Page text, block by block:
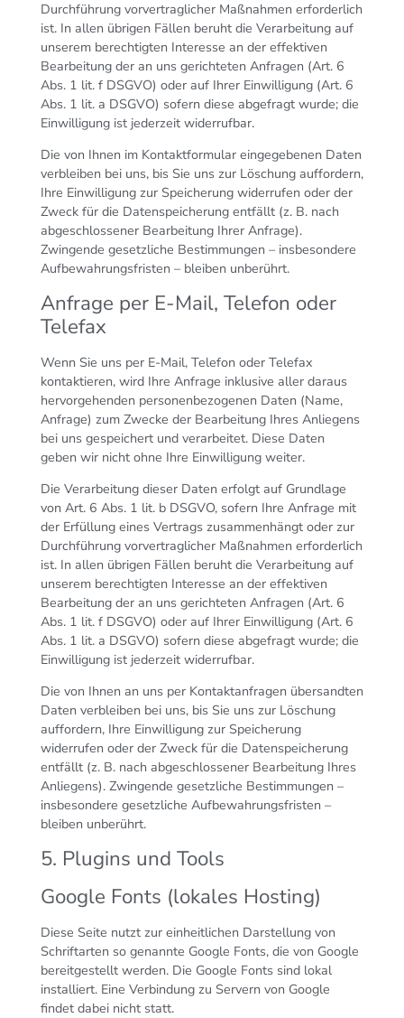
Durchführung vorvertraglicher Maßnahmen erforderlich
ist. In allen übrigen Fällen beruht die Verarbeitung auf
unserem berechtigten Interesse an der effektiven
Bearbeitung der an uns gerichteten Anfragen (Art. 6
Abs. 1 lit. f DSGVO) oder auf Ihrer Einwilligung (Art. 6
Abs. 1 lit. a DSGVO) sofern diese abgefragt wurde; die
Einwilligung ist jederzeit widerrufbar.
Die von Ihnen im Kontaktformular eingegebenen Daten
verbleiben bei uns, bis Sie uns zur Löschung auffordern,
Ihre Einwilligung zur Speicherung widerrufen oder der
Zweck für die Datenspeicherung entfällt (z. B. nach
abgeschlossener Bearbeitung Ihrer Anfrage).
Zwingende gesetzliche Bestimmungen – insbesondere
Aufbewahrungsfristen – bleiben unberührt.
Anfrage per E-Mail, Telefon oder
Telefax
Wenn Sie uns per E-Mail, Telefon oder Telefax
kontaktieren, wird Ihre Anfrage inklusive aller daraus
hervorgehenden personenbezogenen Daten (Name,
Anfrage) zum Zwecke der Bearbeitung Ihres Anliegens
bei uns gespeichert und verarbeitet. Diese Daten
geben wir nicht ohne Ihre Einwilligung weiter.
Die Verarbeitung dieser Daten erfolgt auf Grundlage
von Art. 6 Abs. 1 lit. b DSGVO, sofern Ihre Anfrage mit
der Erfüllung eines Vertrags zusammenhängt oder zur
Durchführung vorvertraglicher Maßnahmen erforderlich
ist. In allen übrigen Fällen beruht die Verarbeitung auf
unserem berechtigten Interesse an der effektiven
Bearbeitung der an uns gerichteten Anfragen (Art. 6
Abs. 1 lit. f DSGVO) oder auf Ihrer Einwilligung (Art. 6
Abs. 1 lit. a DSGVO) sofern diese abgefragt wurde; die
Einwilligung ist jederzeit widerrufbar.
Die von Ihnen an uns per Kontaktanfragen übersandten
Daten verbleiben bei uns, bis Sie uns zur Löschung
auffordern, Ihre Einwilligung zur Speicherung
widerrufen oder der Zweck für die Datenspeicherung
entfällt (z. B. nach abgeschlossener Bearbeitung Ihres
Anliegens). Zwingende gesetzliche Bestimmungen –
insbesondere gesetzliche Aufbewahrungsfristen –
bleiben unberührt.
5. Plugins und Tools
Google Fonts (lokales Hosting)
Diese Seite nutzt zur einheitlichen Darstellung von
Schriftarten so genannte Google Fonts, die von Google
bereitgestellt werden. Die Google Fonts sind lokal
installiert. Eine Verbindung zu Servern von Google
findet dabei nicht statt.